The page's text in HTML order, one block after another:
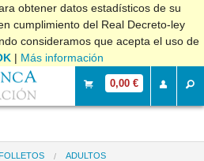
obtener datos estadísticos de su
cumplimiento del Real Decreto-ley
consideramos que acepta el uso de
| Más información
0,00 €
FOLLETOS
ADULTOS